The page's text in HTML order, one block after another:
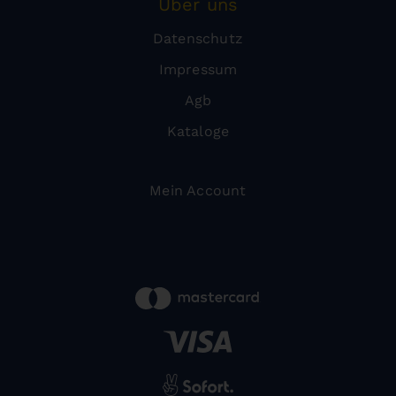
Über uns
Datenschutz
Impressum
Agb
Kataloge
Mein Account